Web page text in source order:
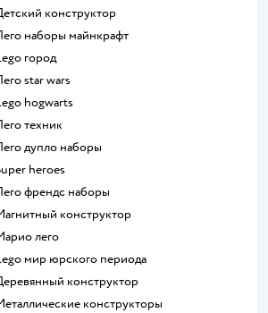
Детский конструктор
Лего наборы майнкрафт
Lego город
Лего star wars
Lego hogwarts
Лего техник
Лего дупло наборы
Super heroes
Лего френдс наборы
Магнитный конструктор
Марио лего
Lego мир юрского периода
Деревянный конструктор
Металлические конструкторы